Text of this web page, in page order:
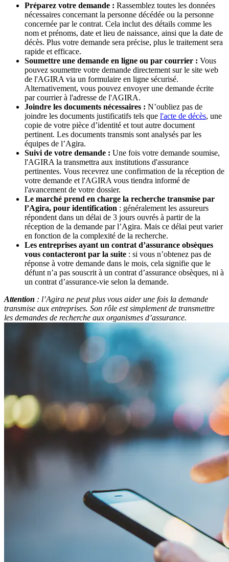
Préparez votre demande : Rassemblez toutes les données
nécessaires concernant la personne décédée ou la personne
concernée par le contrat. Cela inclut des détails comme les
nom et prénoms, date et lieu de naissance, ainsi que la date de
décès. Plus votre demande sera précise, plus le traitement sera
rapide et efficace.
Soumettre une demande en ligne ou par courrier : Vous
pouvez soumettre votre demande directement sur le site web
de l'AGIRA via un formulaire en ligne sécurisé.
Alternativement, vous pouvez envoyer une demande écrite
par courrier à l'adresse de l'AGIRA.
Joindre les documents nécessaires : N’oubliez pas de
joindre les documents justificatifs tels que l'acte de décès, une
copie de votre pièce d’identité et tout autre document
pertinent. Les documents transmis sont analysés par les
équipes de l’Agira.
Suivi de votre demande : Une fois votre demande soumise,
l'AGIRA la transmettra aux institutions d'assurance
pertinentes. Vous recevrez une confirmation de la réception de
votre demande et l'AGIRA vous tiendra informé de
l'avancement de votre dossier.
Le marché prend en charge la recherche transmise par
l’Agira, pour identification : généralement les assureurs
répondent dans un délai de 3 jours ouvrés à partir de la
réception de la demande par l’Agira. Mais ce délai peut varier
en fonction de la complexité de la recherche.
Les entreprises ayant un contrat d’assurance obsèques
vous contacteront par la suite : si vous n’obtenez pas de
réponse à votre demande dans le mois, cela signifie que le
défunt n’a pas souscrit à un contrat d’assurance obsèques, ni à
un contrat d’assurance-vie selon la demande.
Attention : l’Agira ne peut plus vous aider une fois la demande
transmise aux entreprises. Son rôle est simplement de transmettre
les demandes de recherche aux organismes d’assurance.